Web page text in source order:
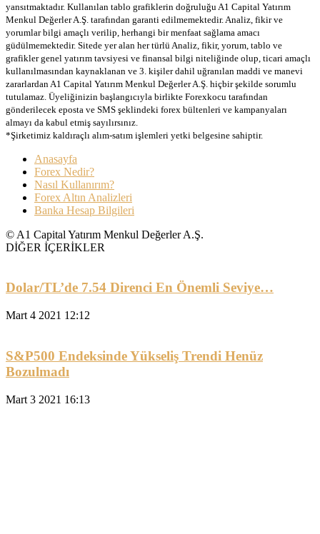
yansıtmaktadır. Kullanılan tablo grafiklerin doğruluğu A1 Capital Yatırım
Menkul Değerler A.Ş. tarafından garanti edilmemektedir. Analiz, fikir ve
yorumlar bilgi amaçlı verilip, herhangi bir menfaat sağlama amacı
güdülmemektedir. Sitede yer alan her türlü Analiz, fikir, yorum, tablo ve
grafikler genel yatırım tavsiyesi ve finansal bilgi niteliğinde olup, ticari amaçlı
kullanılmasından kaynaklanan ve 3. kişiler dahil uğranılan maddi ve manevi
zararlardan A1 Capital Yatırım Menkul Değerler A.Ş. hiçbir şekilde sorumlu
tutulamaz. Üyeliğinizin başlangıcıyla birlikte Forexkocu tarafından
gönderilecek eposta ve SMS şeklindeki forex bültenleri ve kampanyaları
almayı da kabul etmiş sayılırsınız.
*Şirketimiz kaldıraçlı alım-satım işlemleri yetki belgesine sahiptir.
Anasayfa
Forex Nedir?
Nasıl Kullanırım?
Forex Altın Analizleri
Banka Hesap Bilgileri
© A1 Capital Yatırım Menkul Değerler A.Ş.
DİĞER İÇERİKLER
Dolar/TL’de 7.54 Direnci En Önemli Seviye…
Mart 4 2021 12:12
S&P500 Endeksinde Yükseliş Trendi Henüz
Bozulmadı
Mart 3 2021 16:13